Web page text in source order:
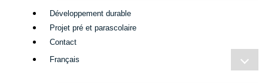
Développement durable
Projet pré et parascolaire
Contact
Français